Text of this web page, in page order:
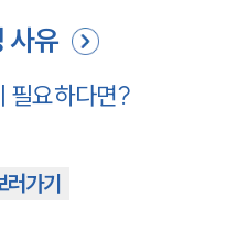
사유
필요하다면?
러가기